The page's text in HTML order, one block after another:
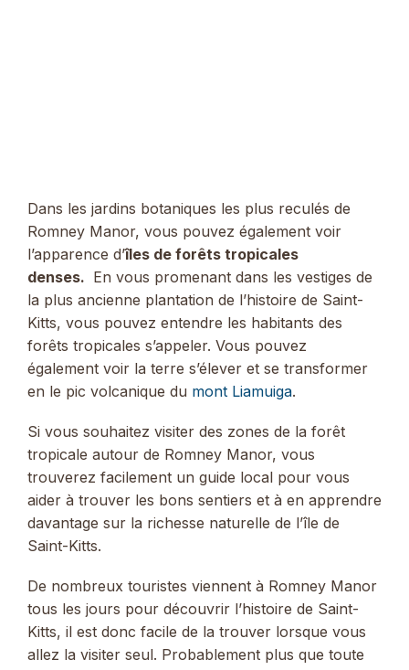
Dans les jardins botaniques les plus reculés de
Romney Manor, vous pouvez également voir
l’apparence d’îles de forêts tropicales
denses. En vous promenant dans les vestiges de
la plus ancienne plantation de l’histoire de Saint-
Kitts, vous pouvez entendre les habitants des
forêts tropicales s’appeler. Vous pouvez
également voir la terre s’élever et se transformer
en le pic volcanique du mont Liamuiga.
Si vous souhaitez visiter des zones de la forêt
tropicale autour de Romney Manor, vous
trouverez facilement un guide local pour vous
aider à trouver les bons sentiers et à en apprendre
davantage sur la richesse naturelle de l’île de
Saint-Kitts.
De nombreux touristes viennent à Romney Manor
tous les jours pour découvrir l’histoire de Saint-
Kitts, il est donc facile de la trouver lorsque vous
allez la visiter seul. Probablement plus que toute